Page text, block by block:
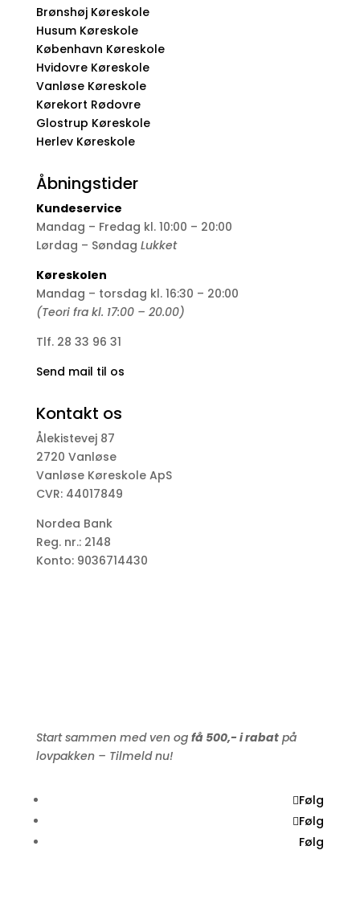
Brønshøj Køreskole
Husum Køreskole
København Køreskole
Hvidovre Køreskole
Vanløse Køreskole
Kørekort Rødovre
Glostrup Køreskole
Herlev Køreskole
Åbningstider
Kundeservice
Mandag – Fredag kl. 10:00 – 20:00
Lørdag – Søndag Lukket
Køreskolen
Mandag – torsdag kl. 16:30 – 20:00
(Teori fra kl. 17:00 – 20.00)
Tlf. 28 33 96 31
Send mail til os
Kontakt os
Ålekistevej 87
2720 Vanløse
Vanløse Køreskole ApS
CVR: 44017849
Nordea Bank
Reg. nr.: 2148
Konto: 9036714430
Start sammen med ven og få 500,- i rabatpå
lovpakken – Tilmeld nu!
Følg
Følg
Følg